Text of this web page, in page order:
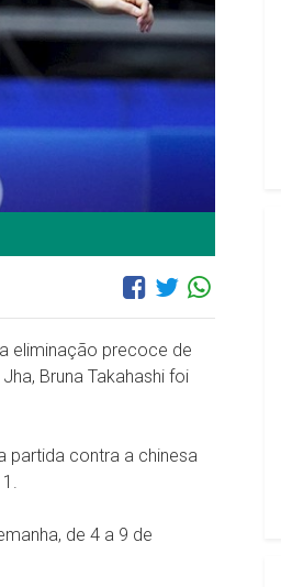
eliminação precoce de
Bruna Takahashi foi
partida contra a chinesa
de 4 a 9 de